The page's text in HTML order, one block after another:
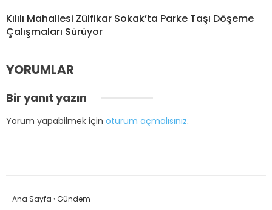
Kılılı Mahallesi Zülfikar Sokak’ta Parke Taşı Döşeme
Çalışmaları Sürüyor
YORUMLAR
Bir yanıt yazın
Yorum yapabilmek için oturum açmalısınız.
Ana Sayfa ›Gündem